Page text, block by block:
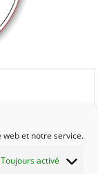
et notre service.
Toujours activé